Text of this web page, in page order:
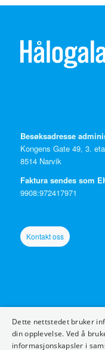
Besøksadresse
Kongens Gate 49, 3.
8514 Narvik
Faktura sendes som
9908:972417971
Kontakt oss
Twitterkurs
Dette nettstedet bruker
din opplevelse. Ved å
informasjonskapsler i